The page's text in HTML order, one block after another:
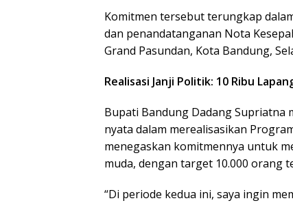
Komitmen tersebut terungkap
dan penandatanganan Nota
Grand Pasundan, Kota Bandung,
Realisasi Janji Politik: 10 Ribu
Bupati Bandung Dadang Supriatna
nyata dalam merealisasikan
menegaskan komitmennya untuk
muda, dengan target 10.000 orang
“Di periode kedua ini, saya ingin